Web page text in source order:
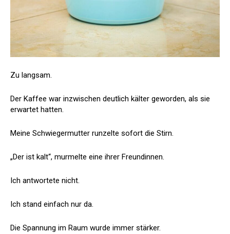
Zu langsam.
Der Kaffee war inzwischen deutlich kälter geworden, als sie
erwartet hatten.
Meine Schwiegermutter runzelte sofort die Stirn.
„Der ist kalt“, murmelte eine ihrer Freundinnen.
Ich antwortete nicht.
Ich stand einfach nur da.
Die Spannung im Raum wurde immer stärker.